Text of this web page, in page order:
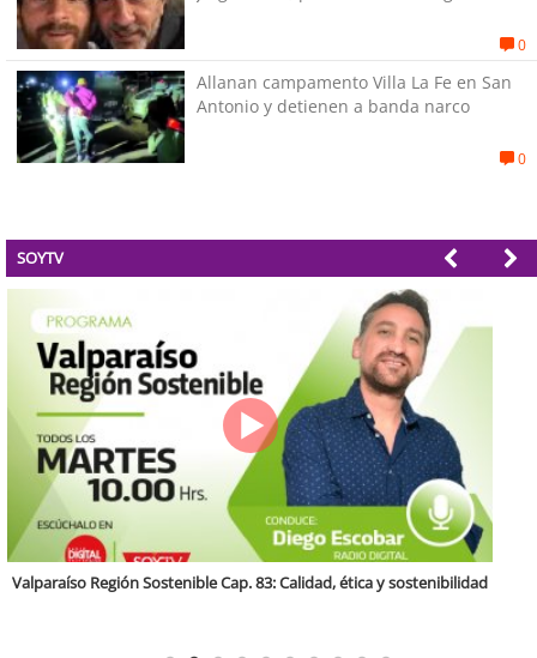
0
Allanan campamento Villa La Fe en San
Antonio y detienen a banda narco
0
SOYTV